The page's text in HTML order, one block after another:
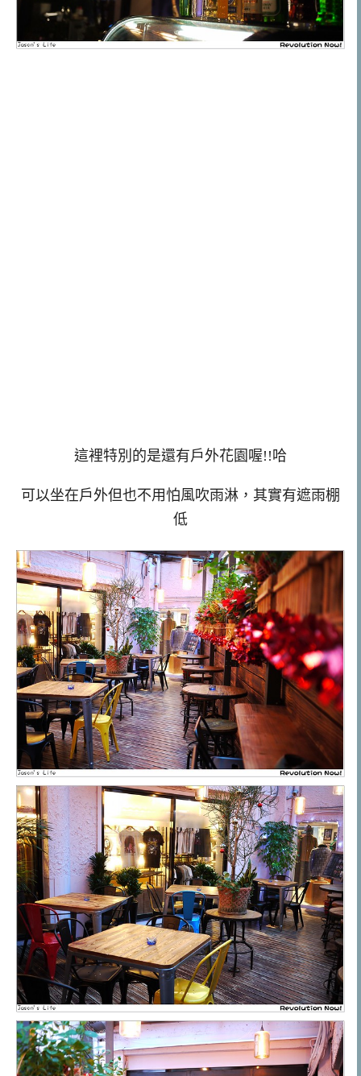
這裡特別的是還有戶外花園喔!!哈
可以坐在戶外但也不用怕風吹雨淋，其實有遮雨棚
低